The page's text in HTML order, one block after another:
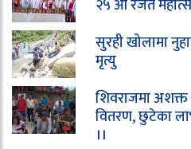
२५ औ रजत
सुरही खोलामा
मृत्यु
शिवराजमा अशक्त
वितरण, छुटेका
।।